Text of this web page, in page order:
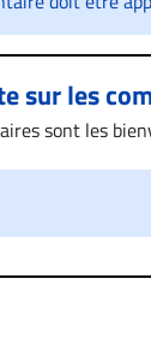
sur les
sont les
apparait
aux